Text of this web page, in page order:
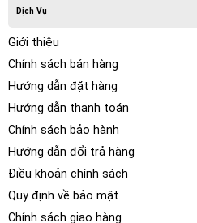
Dịch Vụ
Giới thiệu
Chính sách bán hàng
Hướng dẫn đặt hàng
Hướng dẫn thanh toán
Chính sách bảo hành
Hướng dẫn đổi trả hàng
Điều khoản chính sách
Quy định về bảo mật
Chính sách giao hàng